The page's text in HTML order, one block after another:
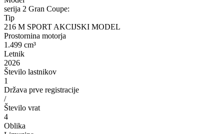
serija 2 Gran Coupe:
Tip
216 M SPORT AKCIJSKI MODEL
Prostornina motorja
1.499 cm³
Letnik
2026
Število lastnikov
1
Država prve registracije
/
Število vrat
4
Oblika